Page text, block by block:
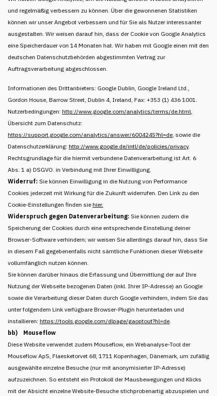
und regelmäßig verbessern zu können. Über die gewonnenen Statistiken
können wir unser Angebot verbessern und für Sie als Nutzer interessanter
ausgestalten. Wir weisen darauf hin, dass der Cookie von Google Analytics
eine Speicherdauer von 14 Monaten hat. Wir haben mit Google einen mit den
deutschen Datenschutzbehörden abgestimmten Vertrag zur
Auftragsverarbeitung abgeschlossen.
Informationen des Drittanbieters: Google Dublin, Google Ireland Ltd.,
Gordon House, Barrow Street, Dublin 4, Ireland, Fax: +353 (1) 436 1001.
Nutzerbedingungen: http://www.google.com/analytics/terms/de.html,
Übersicht zum Datenschutz:
https://support.google.com/analytics/answer/6004245?hl=de, sowie die
Datenschutzerklärung: http://www.google.de/intl/de/policies/privacy.
Rechtsgrundlage für die hiermit verbundene Datenverarbeitung ist Art. 6
Abs. 1 a) DSGVO. in Verbindung mit Ihrer Einwilligung.
Widerruf: Sie können Einwilligung in die Nutzung von Performance
Cookies jederzeit mit Wirkung für die Zukunft widerrufen. Den Link zu den
Cookie-Einstellungen finden sie hier.
Widerspruch gegen Datenverarbeitung: Sie können zudem die
Speicherung der Cookies durch eine entsprechende Einstellung deiner
Browser-Software verhindern; wir weisen Sie allerdings darauf hin, dass Sie
in diesem Fall gegebenenfalls nicht sämtliche Funktionen dieser Webseite
vollumfänglich nutzen können.
Sie können darüber hinaus die Erfassung und Übermittlung der auf Ihre
Nutzung der Webseite bezogenen Daten (inkl. Ihrer IP-Adresse) an Google
sowie die Verarbeitung dieser Daten durch Google verhindern, indem Sie das
unter folgendem Link verfügbare Browser-Plugin herunterladen und
installieren: https://tools.google.com/dlpage/gaoptout?hl=de.
bb) Mouseflow
Diese Website verwendet zudem Mouseflow, ein Webanalyse-Tool der
Mouseflow ApS, Flaesketorvet 68, 1711 Kopenhagen, Dänemark, um zufällig
ausgewählte einzelne Besuche (nur mit anonymisierter IP-Adresse)
aufzuzeichnen. So entsteht ein Protokoll der Mausbewegungen und Klicks
mit der Absicht einzelne Website-Besuche stichprobenartig abzuspielen und